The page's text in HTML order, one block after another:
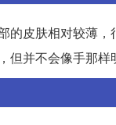
的皮肤相对较薄
并不会像手那样